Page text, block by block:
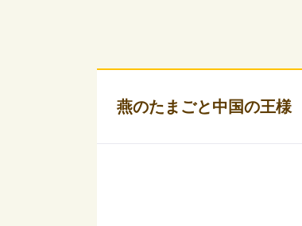
燕のたまごと中国の王様